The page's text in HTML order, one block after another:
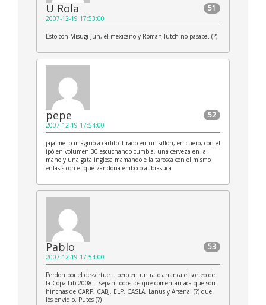
51
U Rola
2007-12-19 17:53:00
Esto con Misugi Jun, el mexicano y Roman Iutch no pasaba. (?)
52
pepe
2007-12-19 17:54:00
jaja me lo imagino a carlito’ tirado en un sillon, en cuero, con el
ipó en volumen 30 escuchando cumbia, una cerveza en la
mano y una gata inglesa mamandole la tarosca con el mismo
enfasis con el que zandona emboco al brasuca
53
Pablo
2007-12-19 17:54:00
Perdon por el desvirtue… pero en un rato arranca el sorteo de
la Copa Lib 2008… sepan todos los que comentan aca que son
hinchas de CARP, CABJ, ELP, CASLA, Lanus y Arsenal (?) que
los envidio. Putos (?)